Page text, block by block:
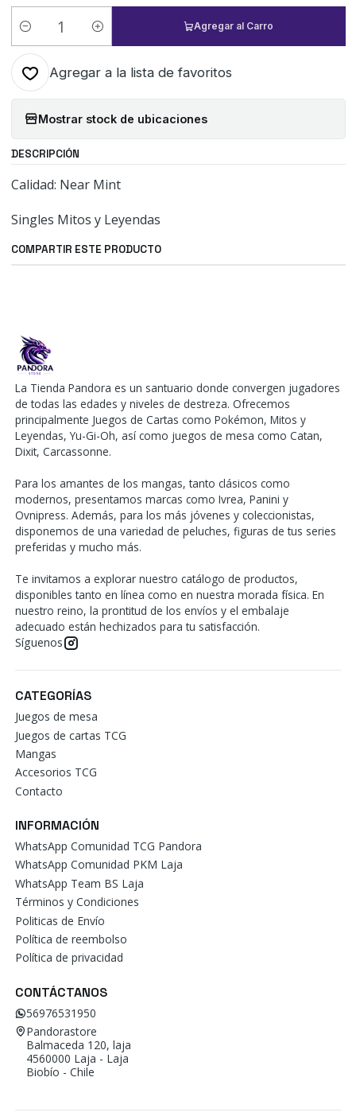
Cantidad
Agregar al Carro
Agregar a la lista de favoritos
Mostrar stock de ubicaciones
DESCRIPCIÓN
Calidad: Near Mint
Singles Mitos y Leyendas
COMPARTIR ESTE PRODUCTO
La Tienda Pandora es un santuario donde convergen jugadores
de todas las edades y niveles de destreza. Ofrecemos
principalmente Juegos de Cartas como Pokémon, Mitos y
Leyendas, Yu-Gi-Oh, así como juegos de mesa como Catan,
Dixit, Carcassonne.
Para los amantes de los mangas, tanto clásicos como
modernos, presentamos marcas como Ivrea, Panini y
Ovnipress. Además, para los más jóvenes y coleccionistas,
disponemos de una variedad de peluches, figuras de tus series
preferidas y mucho más.
Te invitamos a explorar nuestro catálogo de productos,
disponibles tanto en línea como en nuestra morada física. En
nuestro reino, la prontitud de los envíos y el embalaje
adecuado están hechizados para tu satisfacción.
Síguenos
CATEGORÍAS
Juegos de mesa
Juegos de cartas TCG
Mangas
Accesorios TCG
Contacto
INFORMACIÓN
WhatsApp Comunidad TCG Pandora
WhatsApp Comunidad PKM Laja
WhatsApp Team BS Laja
Términos y Condiciones
Politicas de Envío
Política de reembolso
Política de privacidad
CONTÁCTANOS
56976531950
Pandorastore
Balmaceda 120, laja
4560000 Laja - Laja
Biobío - Chile